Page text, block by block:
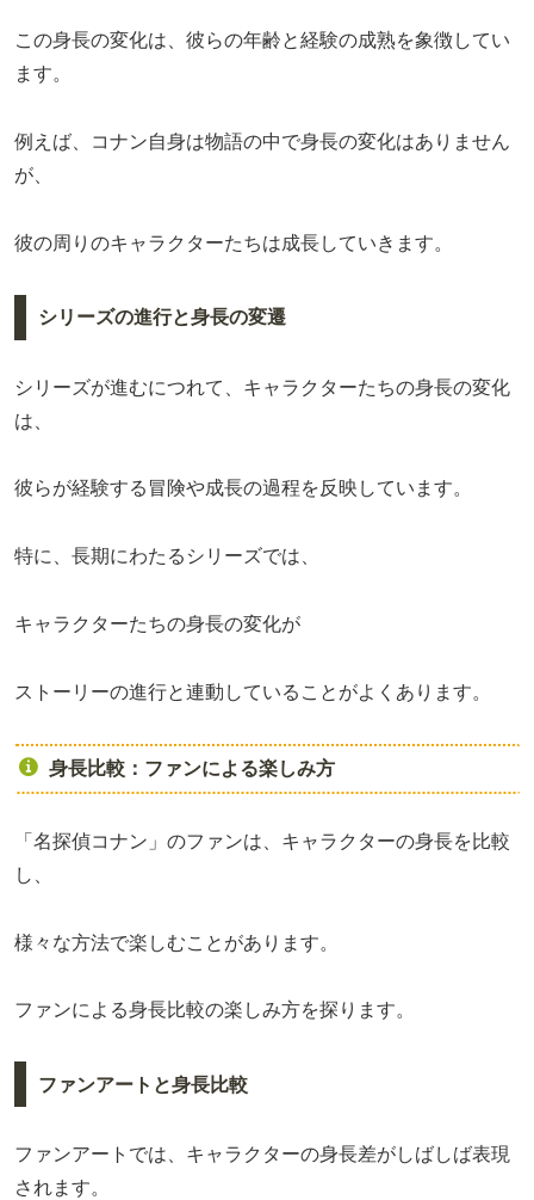
この身長の変化は、彼らの年齢と経験の成熟を象徴してい
ます。
例えば、コナン自身は物語の中で身長の変化はありません
が、
彼の周りのキャラクターたちは成長していきます。
シリーズの進行と身長の変遷
シリーズが進むにつれて、キャラクターたちの身長の変化
は、
彼らが経験する冒険や成長の過程を反映しています。
特に、長期にわたるシリーズでは、
キャラクターたちの身長の変化が
ストーリーの進行と連動していることがよくあります。
身長比較：ファンによる楽しみ方
「名探偵コナン」のファンは、キャラクターの身長を比較
し、
様々な方法で楽しむことがあります。
ファンによる身長比較の楽しみ方を探ります。
ファンアートと身長比較
ファンアートでは、キャラクターの身長差がしばしば表現
されます。